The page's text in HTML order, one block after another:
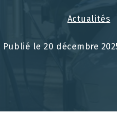
Actualités
Publié le20 décembre